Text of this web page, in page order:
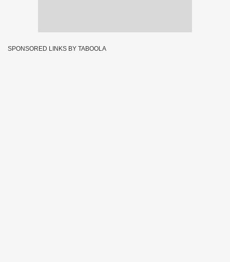
SPONSORED LINKS BY TABOOLA